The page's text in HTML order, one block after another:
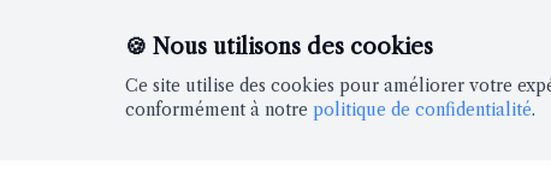
RESTEZ INFORMÉS
🍪 Nous utilisons des cookies
Ce site utilise des cookies pour améliorer votre
conformément à notre politique de confidentialité.